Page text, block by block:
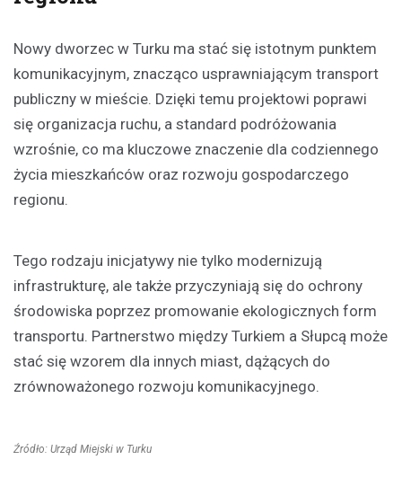
Nowy dworzec w Turku ma stać się istotnym punktem
komunikacyjnym, znacząco usprawniającym transport
publiczny w mieście. Dzięki temu projektowi poprawi
się organizacja ruchu, a standard podróżowania
wzrośnie, co ma kluczowe znaczenie dla codziennego
życia mieszkańców oraz rozwoju gospodarczego
regionu.
Tego rodzaju inicjatywy nie tylko modernizują
infrastrukturę, ale także przyczyniają się do ochrony
środowiska poprzez promowanie ekologicznych form
transportu. Partnerstwo między Turkiem a Słupcą może
stać się wzorem dla innych miast, dążących do
zrównoważonego rozwoju komunikacyjnego.
Źródło: Urząd Miejski w Turku